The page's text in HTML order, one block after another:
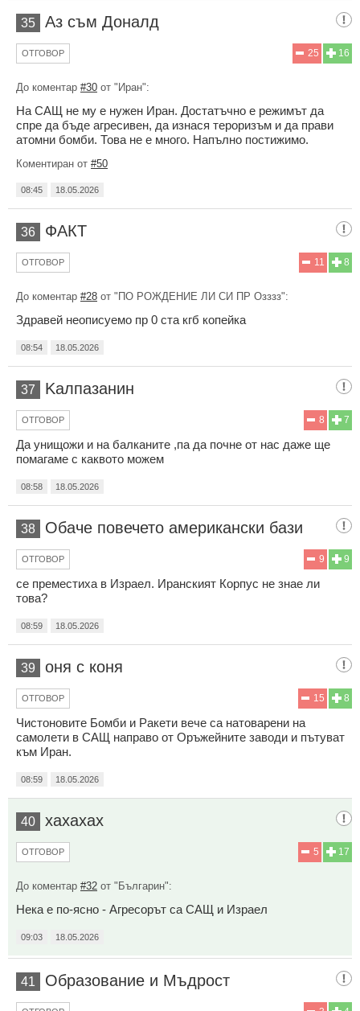
35 Аз съм Доналд
16
25
ОТГОВОР
До коментар #30 от "Иран":
На САЩ не му е нужен Иран. Достатъчно е режимът да
спре да бъде агресивен, да изнася тероризъм и да прави
атомни бомби. Това не е много. Напълно постижимо.
Коментиран от #50
08:45 18.05.2026
36 ФАКТ
8
11
ОТГОВОР
До коментар #28 от "ПО РОЖДЕНИЕ ЛИ СИ ПР Озззз":
Здравей неописуемо пр 0 ста кгб копейка
08:54 18.05.2026
37 Kaлпазанин
7
8
ОТГОВОР
Да унищожи и на балканите ,па да почне от нас даже ще
помагаме с каквото можем
08:58 18.05.2026
38 Обаче повечето американски бази
9
9
ОТГОВОР
се преместиха в Израел. Иранският Корпус не знае ли
това?
08:59 18.05.2026
39 оня с коня
8
15
ОТГОВОР
Чистоновите Бомби и Ракети вече са натоварени на
самолети в САЩ направо от Оръжейните заводи и пътуват
към Иран.
08:59 18.05.2026
40 хахахах
17
5
ОТГОВОР
До коментар #32 от "Българин":
Нека е по-ясно - Агресорът са САЩ и Израел
09:03 18.05.2026
41 Образование и Мъдрост